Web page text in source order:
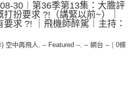
30︱第36季第13集：大膽評
扮要求 ?!（講緊以前~）｜
求 ?! ｜飛機師醉駕︱主持：
) 空中再飛人, -- Featured --, -- 網台 --
0條